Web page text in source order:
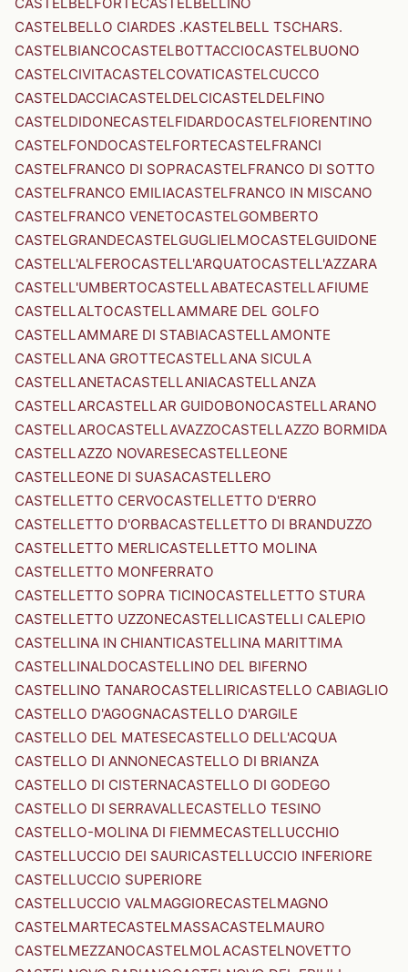
CASTELBELLO CIARDES .KASTELBELL TSCHARS.
CASTELBIANCOCASTELBOTTACCIOCASTELBUONO
CASTELCIVITACASTELCOVATICASTELCUCCO
CASTELDACCIACASTELDELCICASTELDELFINO
CASTELDIDONECASTELFIDARDOCASTELFIORENTINO
CASTELFONDOCASTELFORTECASTELFRANCI
CASTELFRANCO DI SOPRACASTELFRANCO DI SOTTO
CASTELFRANCO EMILIACASTELFRANCO IN MISCANO
CASTELFRANCO VENETOCASTELGOMBERTO
CASTELGRANDECASTELGUGLIELMOCASTELGUIDONE
CASTELL'ALFEROCASTELL'ARQUATOCASTELL'AZZARA
CASTELL'UMBERTOCASTELLABATECASTELLAFIUME
CASTELLALTOCASTELLAMMARE DEL GOLFO
CASTELLAMMARE DI STABIACASTELLAMONTE
CASTELLANA GROTTECASTELLANA SICULA
CASTELLANETACASTELLANIACASTELLANZA
CASTELLARCASTELLAR GUIDOBONOCASTELLARANO
CASTELLAROCASTELLAVAZZOCASTELLAZZO BORMIDA
CASTELLAZZO NOVARESECASTELLEONE
CASTELLEONE DI SUASACASTELLERO
CASTELLETTO CERVOCASTELLETTO D'ERRO
CASTELLETTO D'ORBACASTELLETTO DI BRANDUZZO
CASTELLETTO MERLICASTELLETTO MOLINA
CASTELLETTO MONFERRATO
CASTELLETTO SOPRA TICINOCASTELLETTO STURA
CASTELLETTO UZZONECASTELLICASTELLI CALEPIO
CASTELLINA IN CHIANTICASTELLINA MARITTIMA
CASTELLINALDOCASTELLINO DEL BIFERNO
CASTELLINO TANAROCASTELLIRICASTELLO CABIAGLIO
CASTELLO D'AGOGNACASTELLO D'ARGILE
CASTELLO DEL MATESECASTELLO DELL'ACQUA
CASTELLO DI ANNONECASTELLO DI BRIANZA
CASTELLO DI CISTERNACASTELLO DI GODEGO
CASTELLO DI SERRAVALLECASTELLO TESINO
CASTELLO-MOLINA DI FIEMMECASTELLUCCHIO
CASTELLUCCIO DEI SAURICASTELLUCCIO INFERIORE
CASTELLUCCIO SUPERIORE
CASTELLUCCIO VALMAGGIORECASTELMAGNO
CASTELMARTECASTELMASSACASTELMAURO
CASTELMEZZANOCASTELMOLACASTELNOVETTO